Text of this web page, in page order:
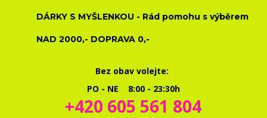
DÁRKY S MYŠLENKOU - Rád pomohu s výběrem
NAD 2000,- DOPRAVA 0,-
Bez obav volejte:
PO - NE 8:00 - 23:30h
+420 605 561 804